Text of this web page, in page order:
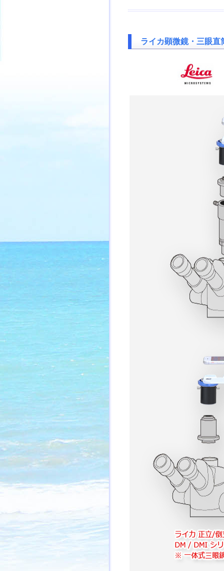
ライカ顕微鏡・三眼直